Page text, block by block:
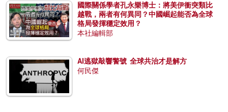
國際關係學者孔永樂博士：將美伊衝突類比
越戰，兩者有何異同？中國崛起能否為全球
格局發揮穩定效用？
本社編輯部
AI逃獄敲響警號 全球共治才是解方
何民傑